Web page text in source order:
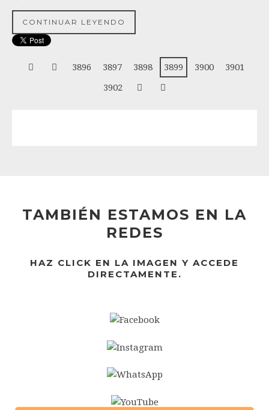
CONTINUAR LEYENDO
3896 3897 3898 3899 3900
3901
3902
TAMBIÉN ESTAMOS EN LA
REDES
HAZ CLICK EN LA IMAGEN Y ACCEDE
DIRECTAMENTE.